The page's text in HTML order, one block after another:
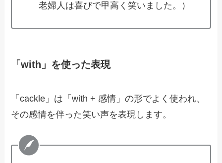
老婦人は喜びで甲高く笑いました。）
「with」を使った表現
「cackle」は「with + 感情」の形でよく使われ、
その感情を伴った笑い声を表現します。